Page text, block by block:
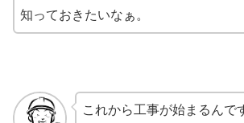
知っておきたいなぁ。
これから工事が始まるんで